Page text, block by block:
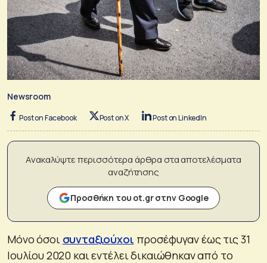
Newsroom
Post on Facebook Post on X Post on LinkedIn
Ανακαλύψτε περισσότερα άρθρα στα αποτελέσματα
αναζήτησης
Προσθήκη του ot.gr στην Google
Μόνο όσοι συνταξιούχοι προσέφυγαν έως τις 31
Ιουλίου 2020 και εντέλει δικαιώθηκαν από το